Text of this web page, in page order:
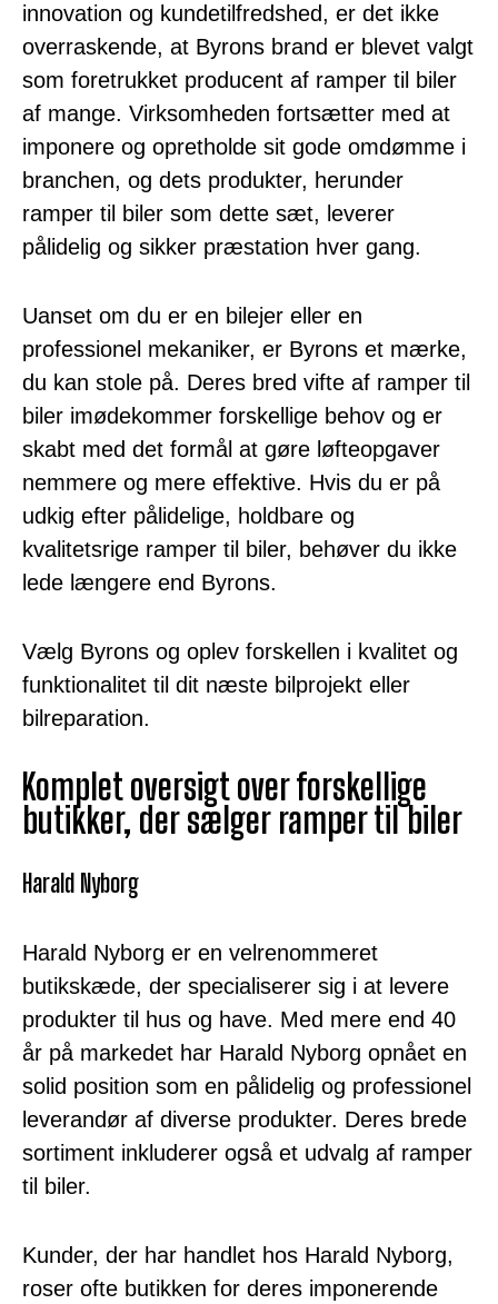
innovation og kundetilfredshed, er det ikke
overraskende, at Byrons brand er blevet valgt
som foretrukket producent af ramper til biler
af mange. Virksomheden fortsætter med at
imponere og opretholde sit gode omdømme i
branchen, og dets produkter, herunder
ramper til biler som dette sæt, leverer
pålidelig og sikker præstation hver gang.
Uanset om du er en bilejer eller en
professionel mekaniker, er Byrons et mærke,
du kan stole på. Deres bred vifte af ramper til
biler imødekommer forskellige behov og er
skabt med det formål at gøre løfteopgaver
nemmere og mere effektive. Hvis du er på
udkig efter pålidelige, holdbare og
kvalitetsrige ramper til biler, behøver du ikke
lede længere end Byrons.
Vælg Byrons og oplev forskellen i kvalitet og
funktionalitet til dit næste bilprojekt eller
bilreparation.
Komplet oversigt over forskellige
butikker, der sælger ramper til biler
Harald Nyborg
Harald Nyborg er en velrenommeret
butikskæde, der specialiserer sig i at levere
produkter til hus og have. Med mere end 40
år på markedet har Harald Nyborg opnået en
solid position som en pålidelig og professionel
leverandør af diverse produkter. Deres brede
sortiment inkluderer også et udvalg af ramper
til biler.
Kunder, der har handlet hos Harald Nyborg,
roser ofte butikken for deres imponerende